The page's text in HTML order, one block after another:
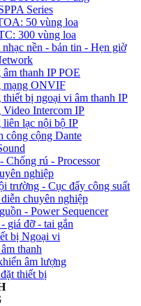
Series
50 vùng loa
300 vùng loa
nền - bản tin - Hẹn giờ
thanh IP POE
mạng ONVIF
thiết bị ngoại vi âm thanh IP
Video Intercom IP
liên lạc nội bộ IP
công cộng Dante
Chống rú - Processor
nghiệp
trường - Cục đẩy công suất
chuyên nghiệp
- Power Sequencer
giá đỡ - tai gắn
bị Ngoại vi
thanh
âm lượng
thiết bị